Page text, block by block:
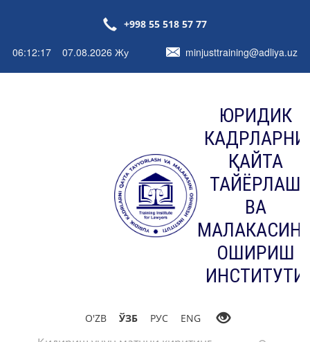
+998 55 518 57 77
06:12:17 07.08.2026 Жу minjusttraining@adliya.uz
ЮРИДИК
КАДРЛАРНИ
ҚАЙТА
ТАЙЁРЛАШ
ВА
ОШИРИШ
ИНСТИТУТИ
O'ZB ЎЗБ РУС ENG